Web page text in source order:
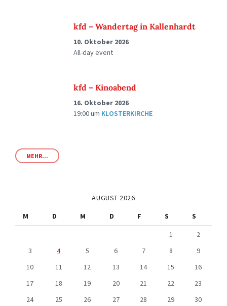
kfd – Wandertag in Kallenhardt
10. Oktober 2026
All-day event
kfd – Kinoabend
16. Oktober 2026
19:00um KLOSTERKIRCHE
MEHR...
AUGUST 2026
M
D M D F S
S
1
2
3
4 5 6 7 8
9
10
11 12 13 14 15
16
17
18 19 20 21 22
23
24
25 26 27 28 29
30